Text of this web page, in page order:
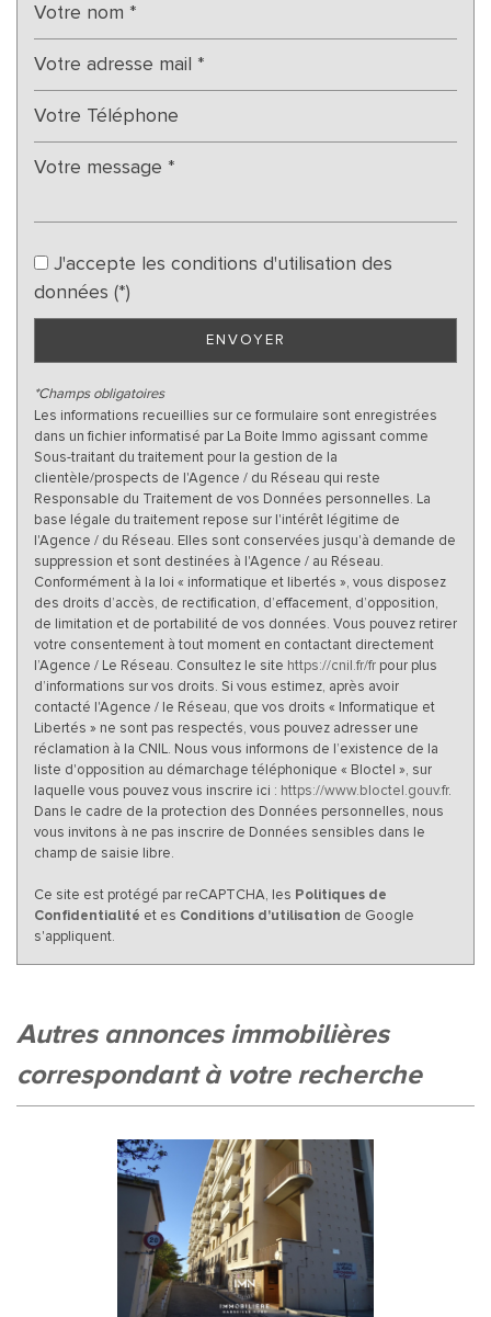
cette ville
J'accepte les conditions d'utilisation des
données (*)
ENVOYER
*Champs obligatoires
Les informations recueillies sur ce formulaire sont enregistrées
dans un fichier informatisé par La Boite Immo agissant comme
Sous-traitant du traitement pour la gestion de la
clientèle/prospects de l'Agence / du Réseau qui reste
Responsable du Traitement de vos Données personnelles. La
base légale du traitement repose sur l'intérêt légitime de
l'Agence / du Réseau. Elles sont conservées jusqu'à demande de
suppression et sont destinées à l'Agence / au Réseau.
Conformément à la loi « informatique et libertés », vous disposez
des droits d’accès, de rectification, d’effacement, d’opposition,
de limitation et de portabilité de vos données. Vous pouvez retirer
votre consentement à tout moment en contactant directement
l’Agence / Le Réseau. Consultez le site https://cnil.fr/fr pour plus
d’informations sur vos droits. Si vous estimez, après avoir
contacté l'Agence / le Réseau, que vos droits « Informatique et
Libertés » ne sont pas respectés, vous pouvez adresser une
réclamation à la CNIL. Nous vous informons de l’existence de la
liste d'opposition au démarchage téléphonique « Bloctel », sur
laquelle vous pouvez vous inscrire ici : https://www.bloctel.gouv.fr.
Dans le cadre de la protection des Données personnelles, nous
vous invitons à ne pas inscrire de Données sensibles dans le
champ de saisie libre.
Ce site est protégé par reCAPTCHA, les Politiques de
Confidentialité et es Conditions d'utilisation de Google
s'appliquent.
autres annonces immobilières
correspondant à votre recherche